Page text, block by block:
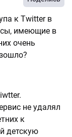
к Twitter в
имеющие в
очень
не удалял
к
детскую